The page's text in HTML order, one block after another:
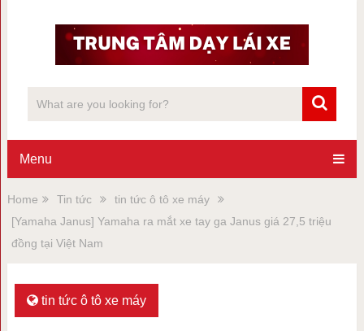
Menu
Home Tin tức
tin tức ô tô xe máy
[Yamaha Janus] Yamaha ra mắt xe tay ga Janus giá 27,5 triệu
đồng tại Việt Nam
tin tức ô tô xe máy